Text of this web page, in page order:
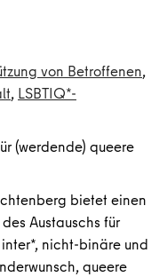
von Betroffenen,
, LSBTIQ*-
(werdende) queere
bietet einen
Austauschs für
nicht-binäre und
queere